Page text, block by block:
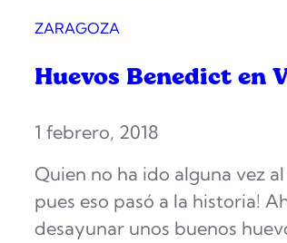
ZARAGOZA
Huevos Benedict en
1 febrero, 2018
Quien no ha ido alguna vez
pues eso pasó a la historia!
desayunar unos buenos